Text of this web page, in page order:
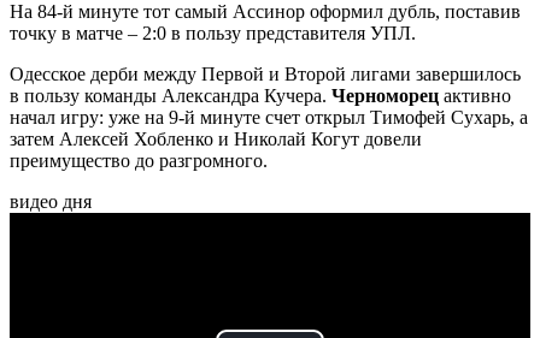
На 84-й минуте тот самый Ассинор оформил дубль, поставив
точку в матче – 2:0 в пользу представителя УПЛ.
Одесское дерби между Первой и Второй лигами завершилось
в пользу команды Александра Кучера. Черноморец активно
начал игру: уже на 9-й минуте счет открыл Тимофей Сухарь, а
затем Алексей Хобленко и Николай Когут довели
преимущество до разгромного.
видео дня